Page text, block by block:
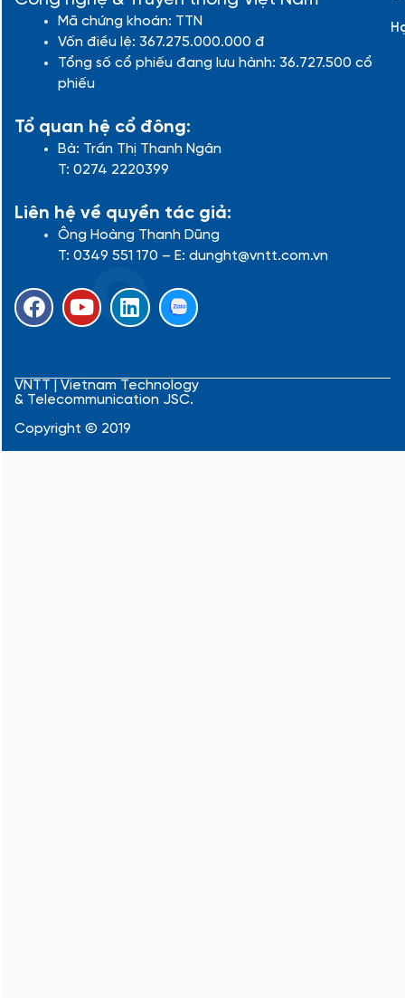
Mã chứng khoán: TTN
Vốn điều lệ: 367.275.000.000 đ
Tổng số cổ phiếu đang lưu hành: 36.727.500 cổ
phiếu
Tổ quan hệ cổ đông:
Bà: Trần Thị Thanh Ngân
T: 0274 2220399
Liên hệ về quyền tác giả:
Ông Hoàng Thanh Dũng
T: 0349 551 170 – E: dunght@vntt.com.vn
F
a
b
o
o
k
Y
o
u
b
e
L
i
e
d
i
n
VNTT | Vietnam Technology
& Telecommunication JSC.
Copyright © 2019